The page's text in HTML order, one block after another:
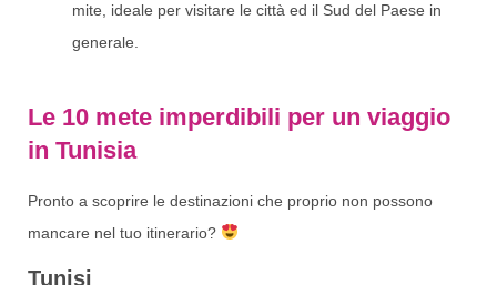
mite, ideale per visitare le città ed il Sud del Paese in
generale.
Le 10 mete imperdibili per un viaggio
in Tunisia
Pronto a scoprire le destinazioni che proprio non possono
mancare nel tuo itinerario?
Tunisi